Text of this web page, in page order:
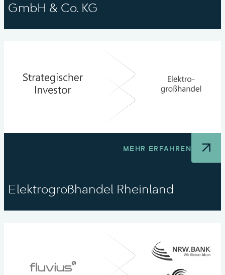
GmbH & Co. KG
MEHR ERFAHREN
Elektrogroßhandel Rheinland